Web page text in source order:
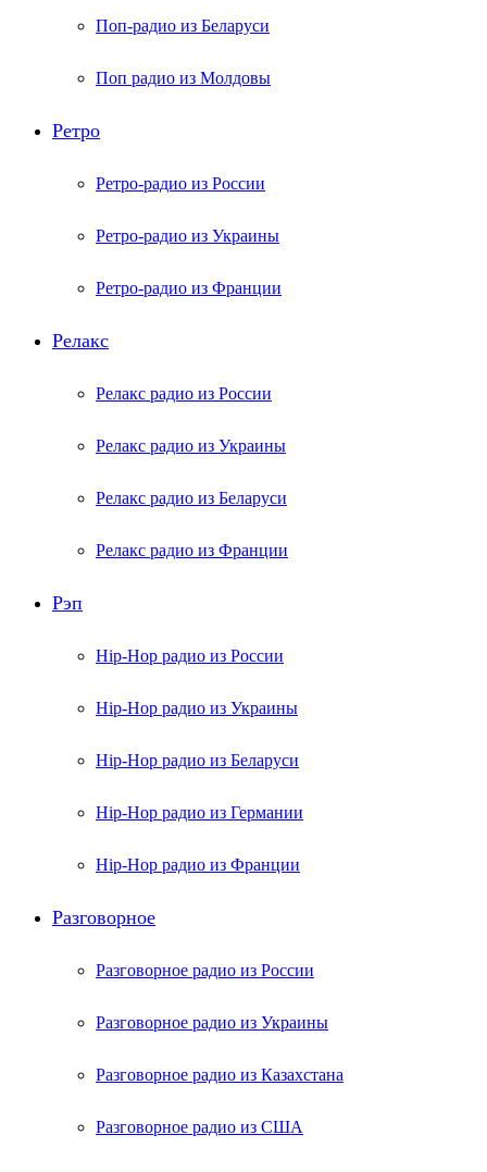
Поп-радио из Беларуси
Поп радио из Молдовы
Ретро
Ретро-радио из России
Ретро-радио из Украины
Ретро-радио из Франции
Релакс
Релакс радио из России
Релакс радио из Украины
Релакс радио из Беларуси
Релакс радио из Франции
Рэп
Hip-Hop радио из России
Hip-Hop радио из Украины
Hip-Hop радио из Беларуси
Hip-Hop радио из Германии
Hip-Hop радио из Франции
Разговорное
Разговорное радио из России
Разговорное радио из Украины
Разговорное радио из Казахстана
Разговорное радио из США